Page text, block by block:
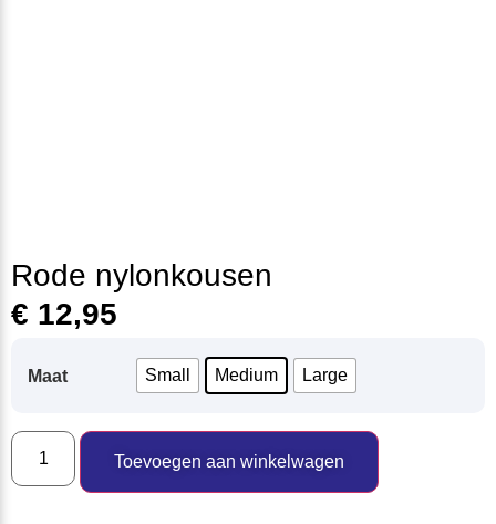
Rode nylonkousen
€ 12,95
Maat Small Medium Large
Toevoegen aan winkelwagen